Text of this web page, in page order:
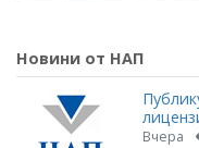
Новини от НАП
Вчера